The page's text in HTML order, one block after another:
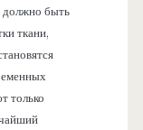
должно быть
ткани,
только